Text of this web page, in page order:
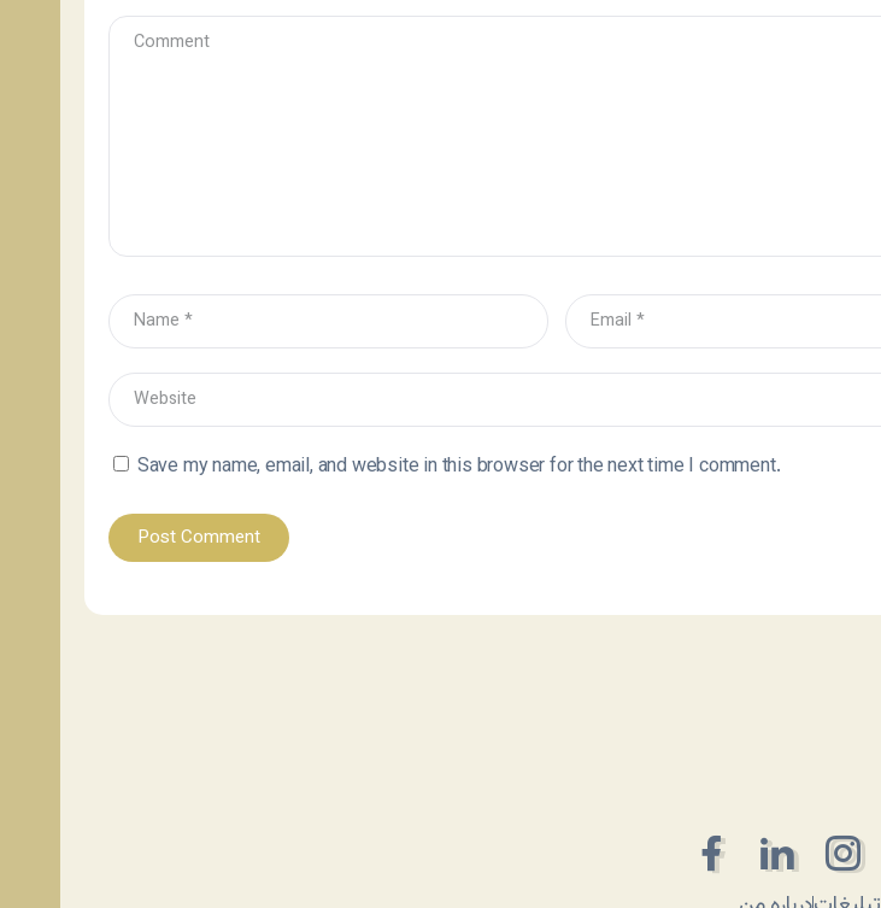
Save my name, email, and website in this browser for the next time I comment.